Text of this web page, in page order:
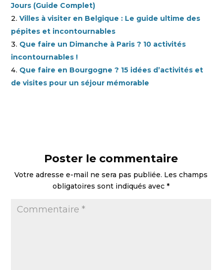
Jours (Guide Complet)
Villes à visiter en Belgique : Le guide ultime des
pépites et incontournables
Que faire un Dimanche à Paris ? 10 activités
incontournables !
Que faire en Bourgogne ? 15 idées d’activités et
de visites pour un séjour mémorable
Poster le commentaire
Votre adresse e-mail ne sera pas publiée. Les champs
obligatoires sont indiqués avec *